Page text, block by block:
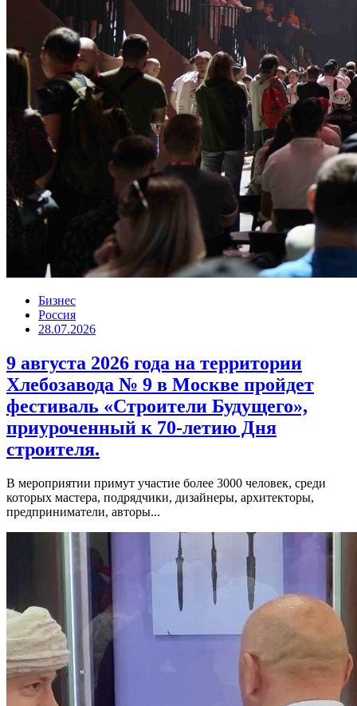
Бизнес
Россия
28.07.2026
9 августа 2026 года на территории
Хлебозавода № 9 в Москве пройдет
фестиваль «Строители Будущего»,
приуроченный к 70-летию Дня
строителя.
В мероприятии примут участие более 3000 человек, среди
которых мастера, подрядчики, дизайнеры, архитекторы,
предприниматели, авторы...